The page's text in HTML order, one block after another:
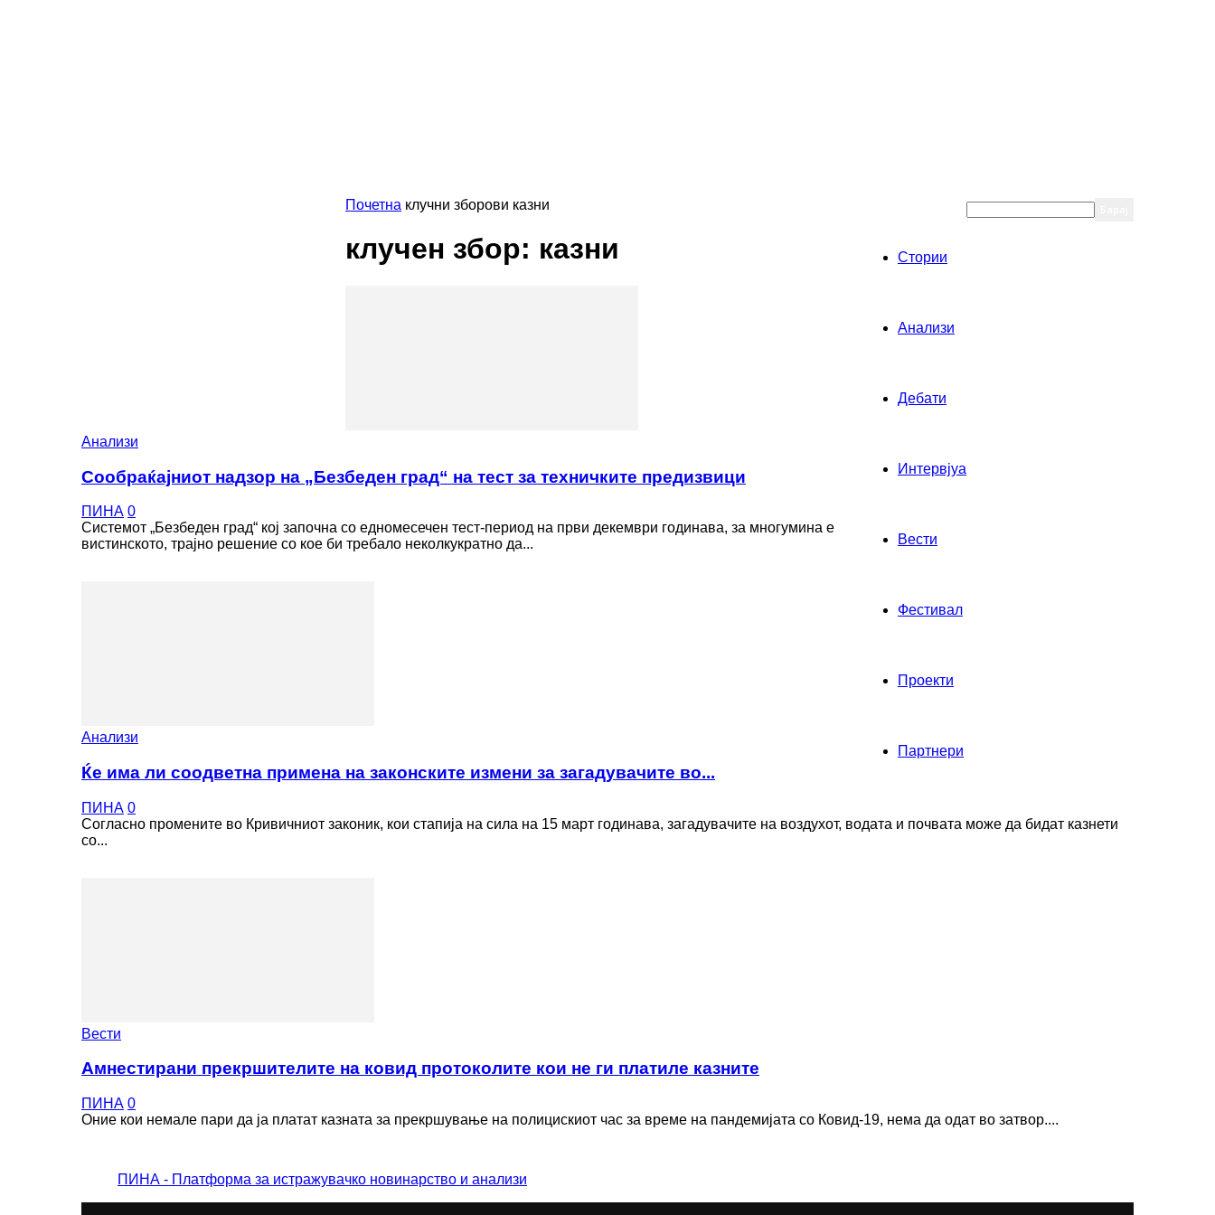
ПИНА
Стории
Анализи
Дебати
Интервјуа
Вести
Фестивал
Проекти
Партнери
Почетна клучни зборови казни
клучен збор: казни
Анализи
Сообраќајниот надзор на „Безбеден град“ на тест за техничките предизвици
ПИНА 0
Системот „Безбеден град“ кој започна со едномесечен тест-период на први декември годинава, за многумина е
вистинското, трајно решение со кое би требало неколкукратно да...
Анализи
Ќе има ли соодветна примена на законските измени за загадувачите во...
ПИНА 0
Согласно промените во Кривичниот законик, кои стапија на сила на 15 март годинава, загадувачите на воздухот, водата и почвата може да бидат казнети
со...
Вести
Амнестирани прекршителите на ковид протоколите кои не ги платиле казните
ПИНА 0
Оние кои немале пари да ја платат казната за прекршување на полицискиот час за време на пандемијата со Ковид-19, нема да одат во затвор....
ПИНА - Платформа за истражувачко новинарство и анализи